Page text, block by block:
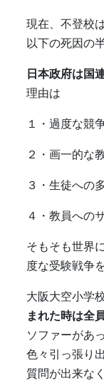
現在、不登校
以下の死因の
日本政府は国
理由は
１・過度な競
２・画一的な
３・生徒への
４・教員への
そもそも世界
度な受験戦争
大阪大空小学
まれた時は全
ソファーがあ
色々引っ張り
質問が出来な